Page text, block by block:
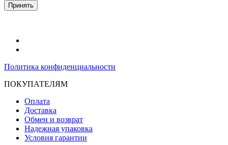
Принять
Политика конфиденциальности
ПОКУПАТЕЛЯМ
Оплата
Доставка
Обмен и возврат
Надежная упаковка
Условия гарантии